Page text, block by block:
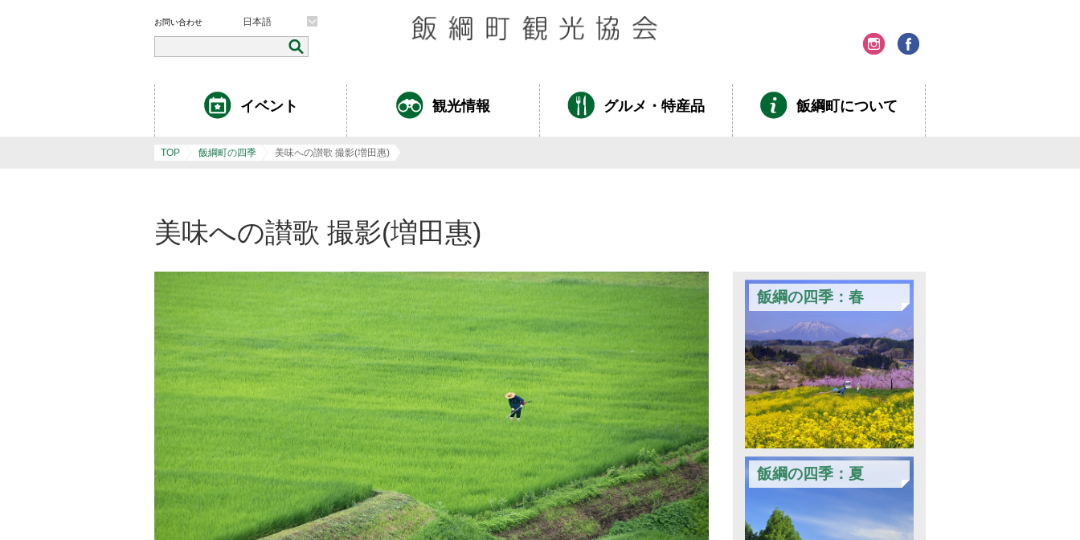
お問い合わせ 日本語
イベント 観光情報 グルメ・特産品 飯綱町について
TOP 飯綱町の四季 美味への讃歌 撮影(増田惠)
美味への讃歌 撮影(増田惠)
飯綱の四季：春
飯綱の四季：夏